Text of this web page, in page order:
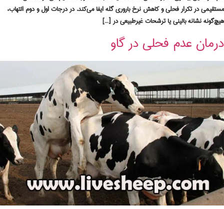
مستقیمی در تکرار فحلی و کاهش نرخ باروری گله ایفا می‌کند. در درجات اول و دوم التهاب،
هیچ‌گونه نشانه بالینی یا ترشحات غیرطبیعی در […]
درمان عدم فحلی در گاو